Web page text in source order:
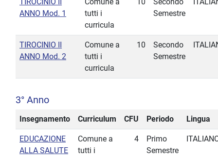
TIROCINIO II
ANNO Mod. 1
Comune a
tutti i
curricula
10
Secondo
Semestre
TIROCINIO II
ANNO Mod. 2
Comune a
tutti i
curricula
10
Secondo
Semestre
3° Anno
Insegnamento Curriculum CFU Periodo Lingua
EDUCAZIONE
ALLA SALUTE
Comune a
tutti i
4
Primo
Semestre